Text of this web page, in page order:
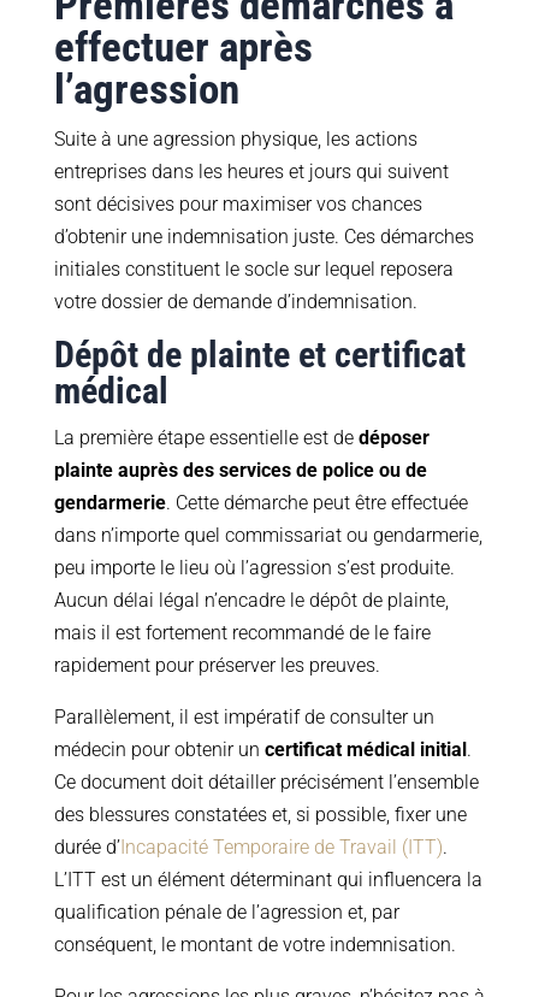
effectuer après
l’agression
Suite à une agression physique, les actions
entreprises dans les heures et jours qui suivent
sont décisives pour maximiser vos chances
d’obtenir une indemnisation juste. Ces démarches
initiales constituent le socle sur lequel reposera
votre dossier de demande d’indemnisation.
Dépôt de plainte et certificat
médical
La première étape essentielle est de déposer
plainte auprès des services de police ou de
gendarmerie. Cette démarche peut être effectuée
dans n’importe quel commissariat ou gendarmerie,
peu importe le lieu où l’agression s’est produite.
Aucun délai légal n’encadre le dépôt de plainte,
mais il est fortement recommandé de le faire
rapidement pour préserver les preuves.
Parallèlement, il est impératif de consulter un
médecin pour obtenir un certificat médical initial.
Ce document doit détailler précisément l’ensemble
des blessures constatées et, si possible, fixer une
durée d’Incapacité Temporaire de Travail (ITT).
L’ITT est un élément déterminant qui influencera la
qualification pénale de l’agression et, par
conséquent, le montant de votre indemnisation.